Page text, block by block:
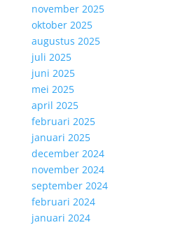
november 2025
oktober 2025
augustus 2025
juli 2025
juni 2025
mei 2025
april 2025
februari 2025
januari 2025
december 2024
november 2024
september 2024
februari 2024
januari 2024